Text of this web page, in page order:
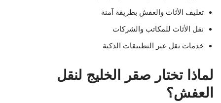
تغليف الأثاث والعفش بطريقة آمنة
نقل الأثاث للمكاتب والشركات
خدمات نقل عبر التطبيقات الذكية
لماذا تختار صقر الخليج لنقل
العفش؟